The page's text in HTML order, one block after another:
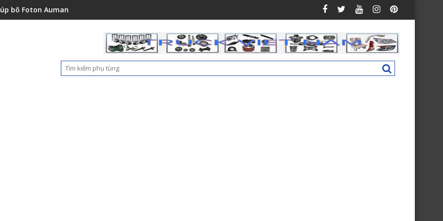
Auman C2400A C1500 1112235684110Ốp nhựa cản trước Foton Auman C160 New M4831011002A0Nắp hộp cốp phụ táp lô Foton Ollin 500